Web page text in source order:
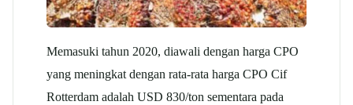
Memasuki tahun 2020, diawali dengan harga CPO
yang meningkat dengan rata-rata harga CPO Cif
Rotterdam adalah USD 830/ton sementara pada